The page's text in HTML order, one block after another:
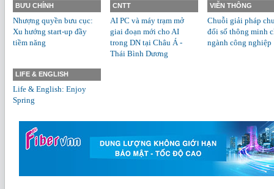
BƯU CHÍNH
Nhượng quyền bưu cục:
Xu hướng start-up đầy
tiềm năng
CNTT
AI PC và máy trạm mở
giai đoạn mới cho AI
trong DN tại Châu Á -
Thái Bình Dương
VIỄN THÔNG
Chuỗi giải pháp
đổi số thông minh
ngành công nghiệp
LIFE & ENGLISH
Life & English: Enjoy
Spring